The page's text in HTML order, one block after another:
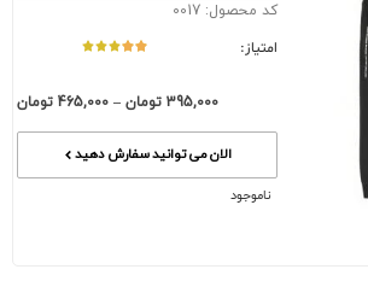
کد محصول: 0017
امتیاز:
395,000 تومان –
465,000 تومان
الان می توانید سفارش دهید
ناموجود